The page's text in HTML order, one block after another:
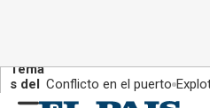
Tema
s del
día:
Conflicto en el puerto